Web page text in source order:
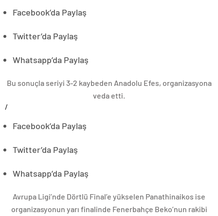
Facebook’da Paylaş
Twitter’da Paylaş
Whatsapp’da Paylaş
Bu sonuçla seriyi 3-2 kaybeden Anadolu Efes, organizasyona
veda etti.
/
Facebook’da Paylaş
Twitter’da Paylaş
Whatsapp’da Paylaş
Avrupa Ligi’nde Dörtlü Final’e yükselen Panathinaikos ise
organizasyonun yarı finalinde Fenerbahçe Beko’nun rakibi